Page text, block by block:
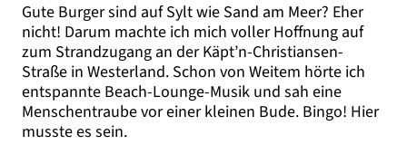
Gute Burger sind auf Sylt wie Sand am Meer? Eher
nicht! Darum machte ich mich voller Hoffnung auf
zum Strandzugang an der Käpt’n-Christiansen-
Straße in Westerland. Schon von Weitem hörte ich
entspannte Beach-Lounge-Musik und sah eine
Menschentraube vor einer kleinen Bude. Bingo! Hier
musste es sein.